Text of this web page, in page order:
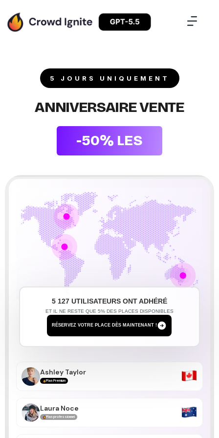
5 JOURS UNIQUEMENT
ANNIVERSAIRE VENTE
-50% LES
Frank Wright
Plan standard
Franchesca Perce
Kristin Fuller
Plan standard
Tim Yin
Plan professionnel
Don Roche
Plan professionnel
Guillaume Mache
Sarah Klemens
Ashley Taylor
Plan Premium
Laura Noce
Plan professionnel
5 127 UTILISATEURS ONT ADHÉRÉ
ET IL NE RESTE QUE 5% DES PLACES DISPONIBLES
RÉSERVEZ VOTRE PLACE DÈS MAINTENANT !